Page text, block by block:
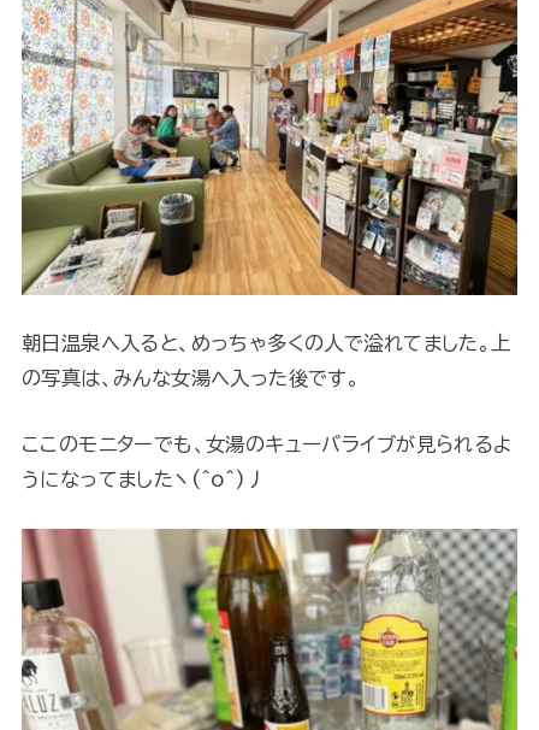
朝日温泉へ入ると、めっちゃ多くの人で溢れてました。上
の写真は、みんな女湯へ入った後です。
ここのモニターでも、女湯のキューバライブが見られるよ
うになってましたヽ(^o^)丿